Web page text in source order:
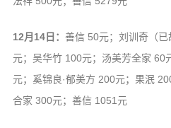
12月14日： 善信 50元；刘训奇（
元；吴华竹 100元；汤美芳全家
元；奚锦良·郁美方 200元；果泯
合家 300元；善信 1051元